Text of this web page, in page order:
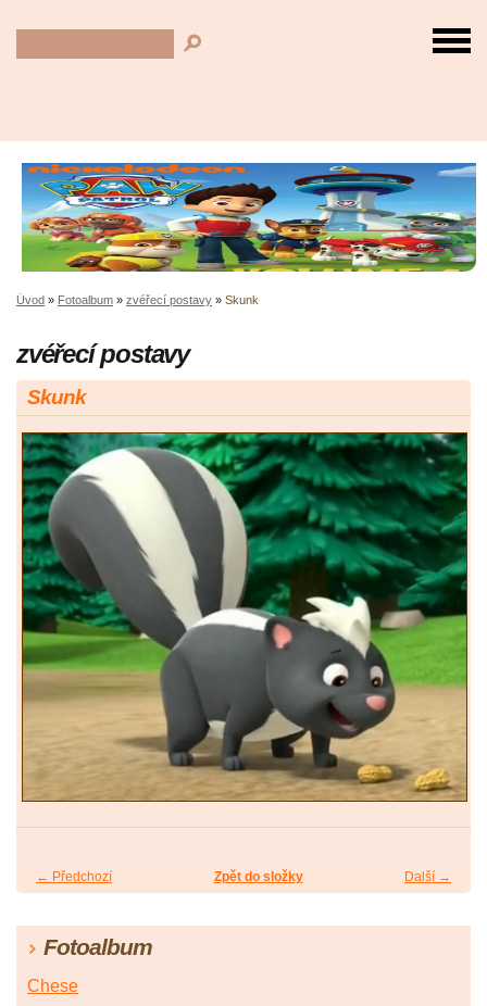
Úvod » Fotoalbum » zvéřecí postavy » Skunk
zvéřecí postavy
Skunk
← Předchozí Další →
Zpět do složky
Fotoalbum
Chese